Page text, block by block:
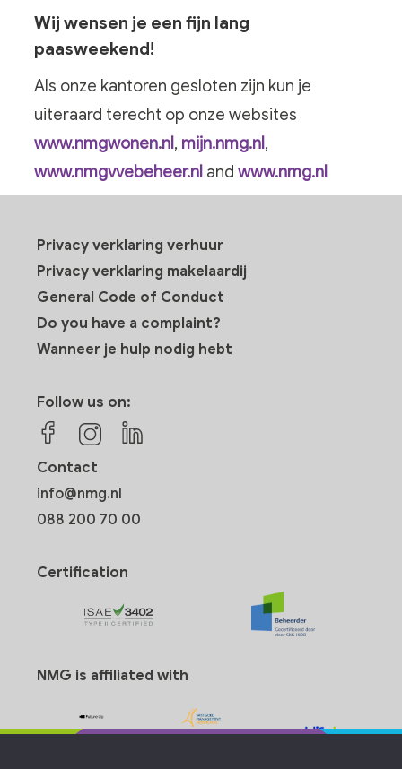
Wij wensen je een fijn lang
paasweekend!
Als onze kantoren gesloten zijn kun je
uiteraard terecht op onze websites
www.nmgwonen.nl , mijn.nmg.nl ,
www.nmgvvebeheer.nl and www.nmg.nl
Privacy verklaring verhuur
Privacy verklaring makelaardij
General Code of Conduct
Do you have a complaint?
Wanneer je hulp nodig hebt
Follow us on:
Contact
info@nmg.nl
088 200 70 00
Certification
NMG is affiliated with